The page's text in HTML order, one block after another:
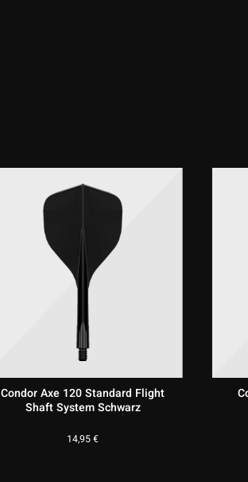
Condor Axe 120 Standard Flight
Shaft System Schwarz
14,95€